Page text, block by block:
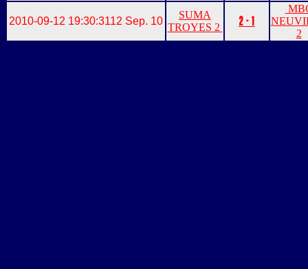
2010-09-12 19:30:3112 Sep. 10
SUMA
TROYES 2
2 - 1
2